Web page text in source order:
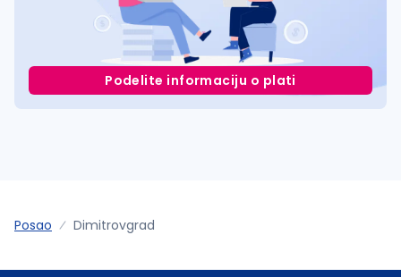
Podelite informaciju o plati
Posao Dimitrovgrad